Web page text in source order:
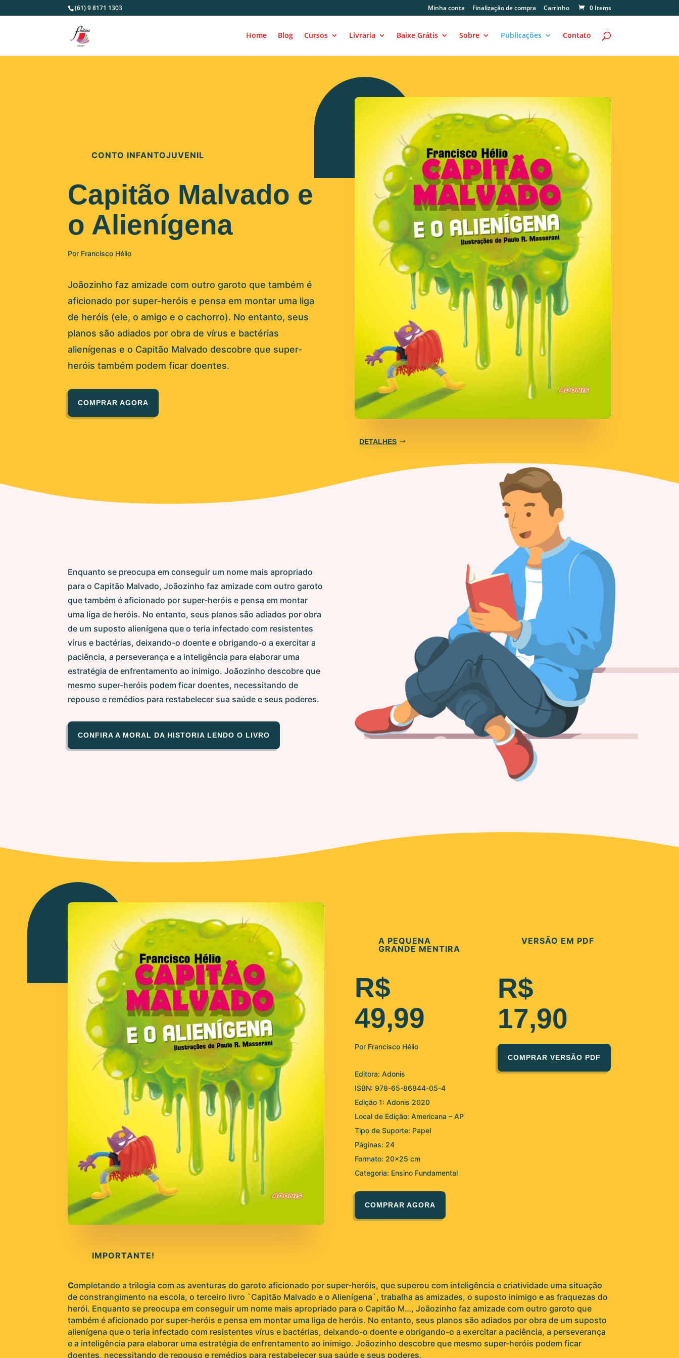
(61) 9 8171 1303 Minha conta Finalização de compra Carrinho 0 Items
Home Blog Cursos Livraria Baixe Grátis Sobre Publicações Contato
CONTO INFANTOJUVENIL
Capitão Malvado e
o Alienígena
Por Francisco Hélio
Joãozinho faz amizade com outro garoto que também é
aficionado por super-heróis e pensa em montar uma liga
de heróis (ele, o amigo e o cachorro). No entanto, seus
planos são adiados por obra de vírus e bactérias
alienígenas e o Capitão Malvado descobre que super-
heróis também podem ficar doentes.
COMPRAR AGORA
DETALHES
Enquanto se preocupa em conseguir um nome mais apropriado
para o Capitão Malvado, Joãozinho faz amizade com outro garoto
que também é aficionado por super-heróis e pensa em montar
uma liga de heróis. No entanto, seus planos são adiados por obra
de um suposto alienígena que o teria infectado com resistentes
vírus e bactérias, deixando-o doente e obrigando-o a exercitar a
paciência, a perseverança e a inteligência para elaborar uma
estratégia de enfrentamento ao inimigo. Joãozinho descobre que
mesmo super-heróis podem ficar doentes, necessitando de
repouso e remédios para restabelecer sua saúde e seus poderes.
CONFIRA A MORAL DA HISTORIA LENDO O LIVRO
A PEQUENA
GRANDE MENTIRA
R$
49,99
Por Francisco Hélio
Editora: Adonis
ISBN: 978-65-86844-05-4
Edição 1: Adonis 2020
Local de Edição: Americana – AP
Tipo de Suporte: Papel
Páginas: 24
Formato: 20×25 cm
Categoria: Ensino Fundamental
COMPRAR AGORA
VERSÃO EM PDF
R$
17,90
COMPRAR VERSÃO PDF
IMPORTANTE!
Completando a trilogia com as aventuras do garoto aficionado por super-heróis, que superou com inteligência e criatividade uma situação
de constrangimento na escola, o terceiro livro `Capitão Malvado e o Alienígena`, trabalha as amizades, o suposto inimigo e as fraquezas do
herói. Enquanto se preocupa em conseguir um nome mais apropriado para o Capitão M…, Joãozinho faz amizade com outro garoto que
também é aficionado por super-heróis e pensa em montar uma liga de heróis. No entanto, seus planos são adiados por obra de um suposto
alienígena que o teria infectado com resistentes vírus e bactérias, deixando-o doente e obrigando-o a exercitar a paciência, a perseverança
e a inteligência para elaborar uma estratégia de enfrentamento ao inimigo. Joãozinho descobre que mesmo super-heróis podem ficar
doentes, necessitando de repouso e remédios para restabelecer sua saúde e seus poderes.